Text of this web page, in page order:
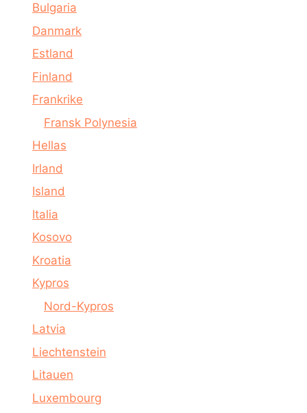
Bulgaria
Danmark
Estland
Finland
Frankrike
Fransk Polynesia
Hellas
Irland
Island
Italia
Kosovo
Kroatia
Kypros
Nord-Kypros
Latvia
Liechtenstein
Litauen
Luxembourg